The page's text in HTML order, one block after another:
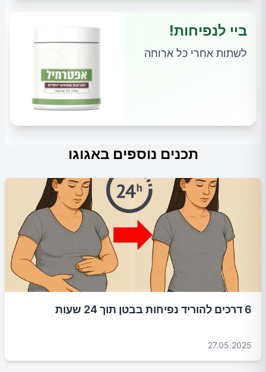
ביי לנפיחות!
לשתות אחרי כל ארוחה
תכנים נוספים באגוגו
6 דרכים להוריד נפיחות בבטן תוך 24 שעות
27.05.2025